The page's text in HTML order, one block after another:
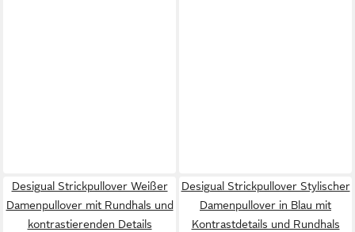
Desigual Strickpullover Weißer
Damenpullover mit Rundhals und
kontrastierenden Details
Desigual Strickpullover Stylischer
Damenpullover in Blau mit
Kontrastdetails und Rundhals